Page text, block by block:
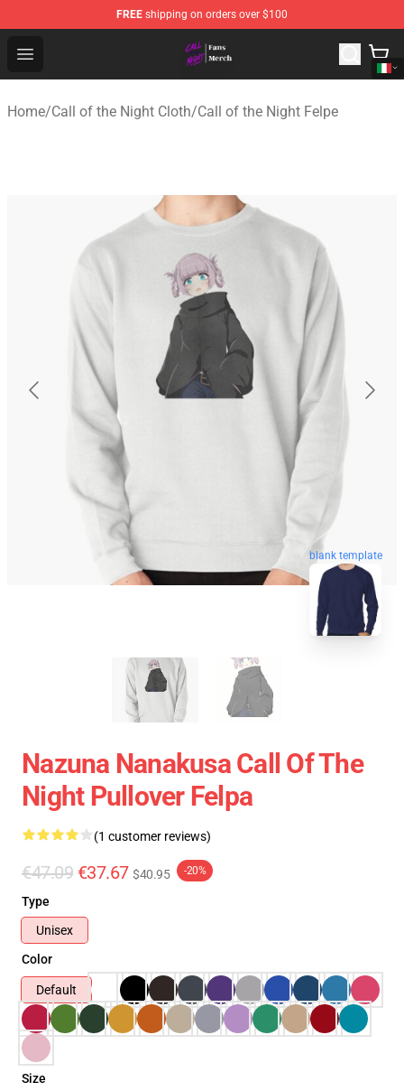
FREE shipping on orders over $100
Open menu
Call of the Night Store - Official Call of the Night
Home/Call of the Night Cloth/Call of the Night Felpe
blank template
Nazuna Nanakusa Call Of The
Night Pullover Felpa
(1 customer reviews)
€47.09 €37.67 $40.95 -20%
Type
Unisex
Color
Default
Size